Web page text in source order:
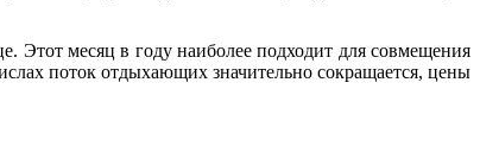
Этот месяц в году наиболее подходит для совмещения
поток отдыхающих значительно сокращается, цены